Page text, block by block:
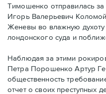
Тимошенко отправилась
Игорь Валерьевич
Женевы во влажную
лондонского суда и
Наблюдая за этими
Петра Порошенко Артур
общественность
отчет о своих преступных